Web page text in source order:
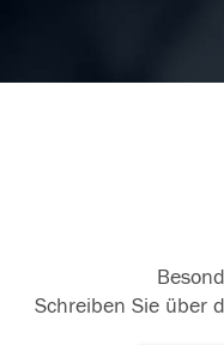
Schreiben Sie über